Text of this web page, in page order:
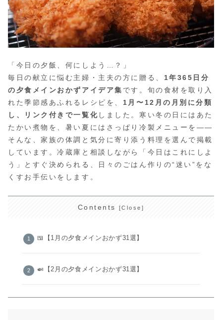
「今日の夕飯、何にしよう…？」
毎日の献立に悩む主婦・主夫の方に贈る、 1年365日分
の夕食メインおかずアイデア集 です。旬の食材を取り入
れた季節感あふれるレシピを、 1月〜12月の月別に分類
し、リンク付きで一覧化 しました。寒い冬の日にはあた
たかい煮物を、暑い夏にはさっぱり冷製メニューを——
そんな、家族の体調と気分に寄り添う料理を選んで掲載
しています。冷蔵庫と相談しながら「今日はこれにしよ
う」とすぐ決められる、日々のごはん作りの“迷い”をな
くすお手伝いをします。
Contents
🍱【1月の夕食メインおかず31選】
🍛【2月の夕食メインおかず31選】